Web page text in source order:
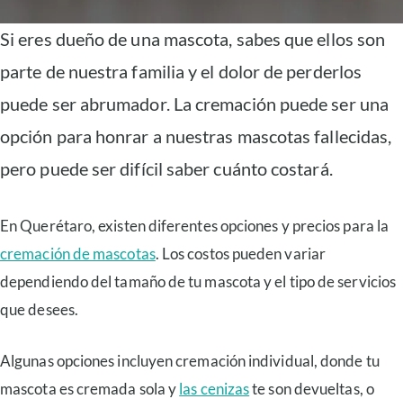
Si eres dueño de una mascota, sabes que ellos son
parte de nuestra familia y el dolor de perderlos
puede ser abrumador. La cremación puede ser una
opción para honrar a nuestras mascotas fallecidas,
pero puede ser difícil saber cuánto costará.
En Querétaro, existen diferentes opciones y precios para la
cremación de mascotas. Los costos pueden variar
dependiendo del tamaño de tu mascota y el tipo de servicios
que desees.
Algunas opciones incluyen cremación individual, donde tu
mascota es cremada sola ylas cenizaste son devueltas, o